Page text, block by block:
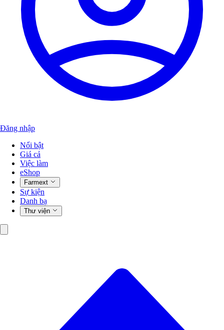
Đăng nhập
Nổi bật
Giá cả
Việc làm
eShop
Farmext
Sự kiện
Danh bạ
Thư viện